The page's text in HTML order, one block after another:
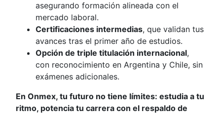
asegurando formación alineada con el
mercado laboral.
Certificaciones intermedias, que validan tus
avances tras el primer año de estudios.
Opción de triple titulación internacional,
con reconocimiento en Argentina y Chile, sin
exámenes adicionales.
En Onmex, tu futuro no tiene límites: estudia a tu
ritmo, potencia tu carrera con el respaldo de